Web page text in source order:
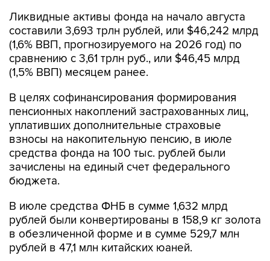
Ликвидные активы фонда на начало августа
составили 3,693 трлн рублей, или $46,242 млрд
(1,6% ВВП, прогнозируемого на 2026 год) по
сравнению с 3,61 трлн руб., или $46,45 млрд
(1,5% ВВП) месяцем ранее.
В целях софинансирования формирования
пенсионных накоплений застрахованных лиц,
уплативших дополнительные страховые
взносы на накопительную пенсию, в июле
средства фонда на 100 тыс. рублей были
зачислены на единый счет федерального
бюджета.
В июле средства ФНБ в сумме 1,632 млрд
рублей были конвертированы в 158,9 кг золота
в обезличенной форме и в сумме 529,7 млн
рублей в 47,1 млн китайских юаней.